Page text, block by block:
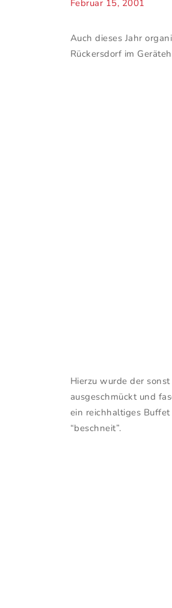
Februar 15, 2001
Auch dieses Jahr
Rückersdorf im
Hierzu wurde der
ausgeschmückt und
ein reichhaltiges
“beschneit”.